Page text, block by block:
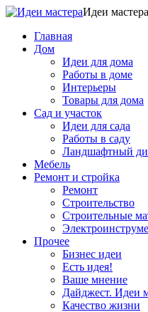
Идеи мастера
Главная
Дом
Идеи для дома
Работы в доме
Интерьеры
Товары для дома
Сад и участок
Идеи для сада
Работы в саду
Ландшафтный
Мебель
Ремонт и стройка
Ремонт
Строительство
Строительные
Прочее
Бизнес идеи
Есть идея!
Ваше мнение
Дайджест. Идеи
Качество жизни